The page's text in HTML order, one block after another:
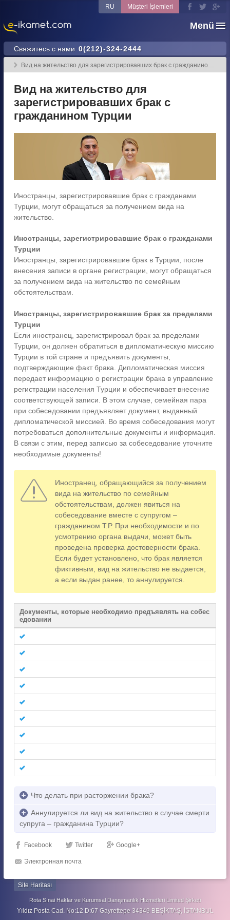
Menü
Свяжитесь с нами 0(212)-324-2444
RU Müşteri İşlemleri
Вид на жительство для зарегистрировавших брак с гражданином Турции
Вид на жительство для
зарегистрировавших брак с
гражданином Турции
Иностранцы, зарегистрировавшие брак с гражданами
Турции, могут обращаться за получением вида на
жительство.
Иностранцы, зарегистрировавшие брак с гражданами
Турции
Иностранцы, зарегистрировавшие брак в Турции, после
внесения записи в органе регистрации, могут обращаться
за получением вида на жительство по семейным
обстоятельствам.
Иностранцы, зарегистрировавшие брак за пределами
Турции
Если иностранец, зарегистрировал брак за пределами
Турции, он должен обратиться в дипломатическую миссию
Турции в той стране и предъявить документы,
подтверждающие факт брака. Дипломатическая миссия
передает информацию о регистрации брака в управление
регистрации населения Турции и обеспечивает внесение
соответствующей записи. В этом случае, семейная пара
при собеседовании предъявляет документ, выданный
дипломатической миссией. Во время собеседования могут
потребоваться дополнительные документы и информация.
В связи с этим, перед записью за собеседование уточните
необходимые документы!
Иностранец, обращающийся за получением
вида на жительство по семейным
обстоятельствам, должен явиться на
собеседование вместе с супругом –
гражданином Т.Р. При необходимости и по
усмотрению органа выдачи, может быть
проведена проверка достоверности брака.
Если будет установлено, что брак является
фиктивным, вид на жительство не выдается,
а если выдан ранее, то аннулируется.
Документы, которые необходимо предъявлять на собес
едовании
Что делать при расторжении брака?
Аннулируется ли вид на жительство в случае смерти
супруга – гражданина Турции?
Facebook Twitter Google+
Электронная почта
Site Haritası
Rota Sınai Haklar ve Kurumsal Danışmanlık Hizmetleri Limited Şirketi
Yıldız Posta Cad. No:12 D:67 Gayrettepe 34349 BEŞİKTAŞ, İSTANBUL